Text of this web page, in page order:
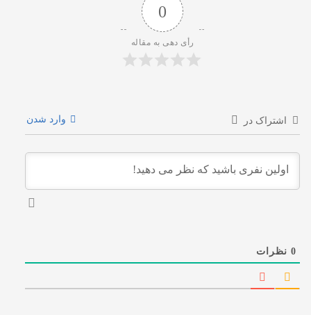
0
رأی دهی به مقاله
اشتراک در وارد شدن
0نظرات